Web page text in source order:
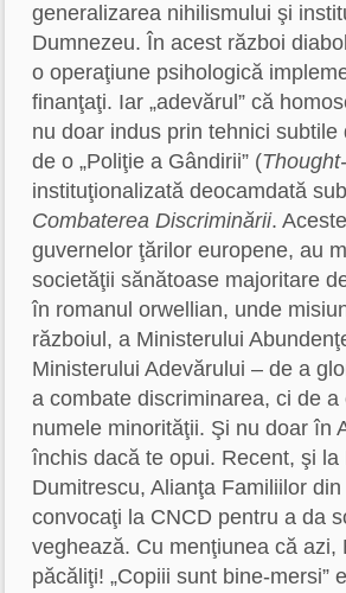
generalizarea nihilismului şi
Dumnezeu. În acest război
o operaţiune psihologică
finanţaţi. Iar „adevărul” că
nu doar indus prin tehnici subtile
de o „Poliţie a Gândirii” (
instituţionalizată deocamdată
Combaterea Discriminării.
guvernelor ţărilor europene, au
societăţii sănătoase majoritare
în romanul orwellian, unde
războiul, a Ministerului
Ministerului Adevărului – de a
a combate discriminarea, ci de
numele minorităţii. Şi nu doar în
închis dacă te opui. Recent, şi
Dumitrescu, Alianţa Familiilor
convocaţi la CNCD pentru a da
veghează. Cu menţiunea că azi,
păcăliţi! „Copiii sunt bine-mersi”